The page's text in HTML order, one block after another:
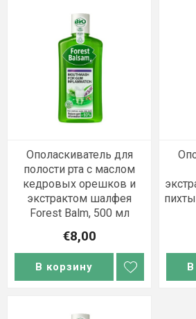
Ополаскиватель для
полости рта с маслом
кедровых орешков и
экстрактом шалфея
Forest Balm, 500 мл
€8,00
В корзину